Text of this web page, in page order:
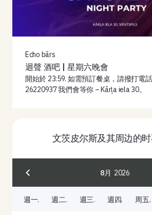
Echo bārs
迴聲 酒吧 | 星期六晚會
開始於 23:59. 如需預訂餐桌，請撥打電
26220937 我們會等你 – Kārļa iela 30。
文茨皮尔斯及其周边的
8月 2026
週一. 週二. 週三. 週四. 周五.